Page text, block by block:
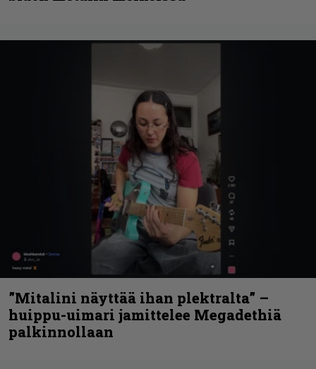
”Mitalini näyttää ihan plektralta” –
huippu-uimari jamittelee Megadethiä
palkinnollaan